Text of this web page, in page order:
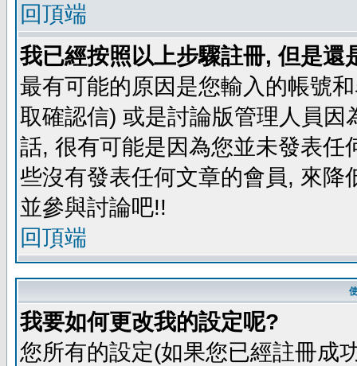
回頂端
我已經按照以上步驟註冊, 但是還
最有可能的原因是您輸入的帳號
取確認信) 或是討論版管理人員
話, 很有可能是因為您並未發表
些沒有發表任何文章的會員, 來
並參與討論吧!!
回頂端
我要如何更改我的設定呢?
您所有的設定(如果您已經註冊成